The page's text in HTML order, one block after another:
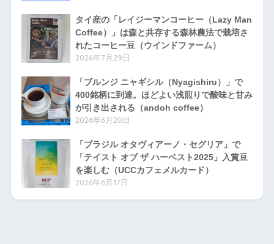
タイ産の「レイジーマンコーヒー（Lazy Man
Coffee）」は森と共存する森林農法で栽培さ
れたコーヒー豆（ウインドファーム）
2026年7月29日
「ブルンジ ニャギシル（Nyagishiru）」で
400銘柄に到達。ほどよい浅煎りで酸味と甘み
が引き出される（andoh coffee）
2026年6月20日
「ブラジル オタヴィアーノ・セグリア」で
「テイスト オブ ザ ハーベスト2025」入賞豆
を楽しむ（UCCカフェメルカード）
2026年6月17日